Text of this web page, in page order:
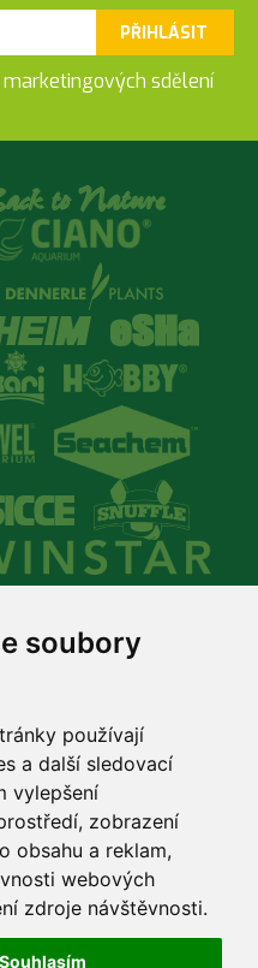
soubory
používají
a další sledovací
vylepšení
zobrazení
obsahu a reklam,
webových
zdroje návštěvnosti.
Souhlasím
PŘIHLÁSIT
sdělení
Důležité odkazy
Rychlá objednávka